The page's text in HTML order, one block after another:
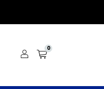
0